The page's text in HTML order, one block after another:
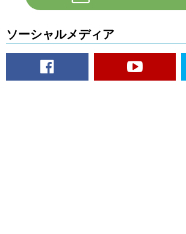
ソーシャルメディア